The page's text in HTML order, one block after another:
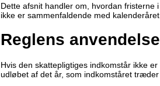
Dette afsnit handler om, hvordan fristerne
ikke er sammenfaldende med
Reglens
Hvis den skattepligtiges indkomstår ikke
udløbet af det år, som indkomståret træder